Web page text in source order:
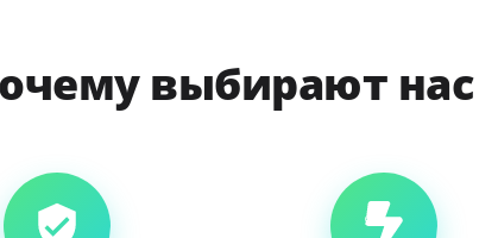
выбирают нас